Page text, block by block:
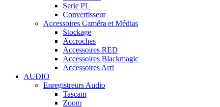
Serie PL
Convertisseur
Accessoires Caméra et Médias
Stockage
Accroches
Accessoires RED
Accessoires Blackmagic
Accessoires Arri
AUDIO
Enregistreurs Audio
Tascam
Zoom